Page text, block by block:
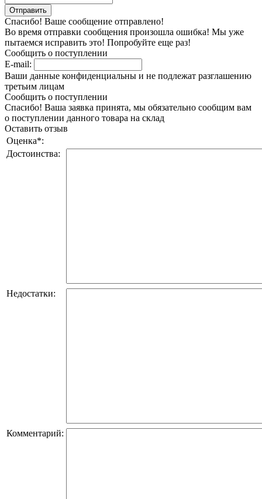
Спасибо! Ваше сообщение отправлено!
Во время отправки сообщения произошла ошибка! Мы уже
пытаемся исправить это! Попробуйте еще раз!
Сообщить о поступлении
E-mail:
Ваши данные конфиденциальны и не подлежат разглашению
третьим лицам
Сообщить о поступлении
Спасибо! Ваша заявка принята, мы обязательно сообщим вам
о поступлении данного товара на склад
Оставить отзыв
Оценка*:
Достоинства:
Недостатки:
Комментарий: